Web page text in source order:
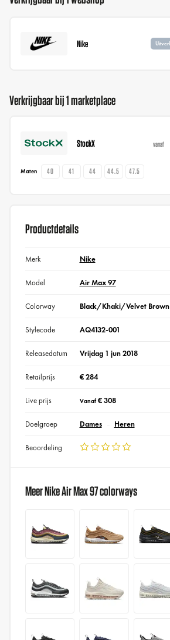
Nike
Verkrijgbaar bij 1 marketplace
StockX vanaf
Maten 40 41 44 44.5 47.5
Productdetails
Merk Nike
Model Air Max 97
Colorway Black/Khaki/Velvet Brown
Stylecode AQ4132-001
Releasedatum Vrijdag 1 jun 2018
Retailprijs € 284
Live prijs Vanaf€ 308
Doelgroep Dames Heren
Beoordeling
Meer Nike Air Max 97 colorways